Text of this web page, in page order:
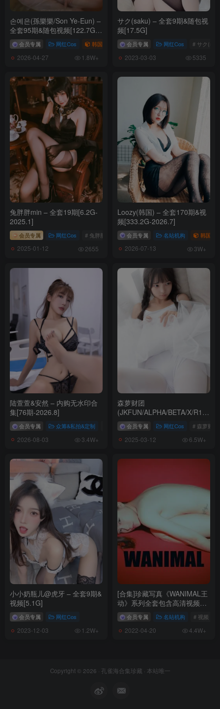
SONY DSC
SONY DSC
손예은(孫樂樂/Son Ye-Eun) –
全套95期&随包视频[122.7G-
2026.4]
会员专属 网红Cos 韩国（korea） # 孫樂樂 # Son Ye-Eun # 손
2026-04-27 1.8W+
サク(saku) – 全套9期&随包视
频[17.5G]
会员专属 网红Cos # サク
2023-03-03 5335
兔胖胖min – 全套19期[6.2G-
2025.1]
会员专属 网红Cos # 兔胖胖min
2025-01-12 2655
Loozy(韩国) – 全套170期&视
频[333.2G-2026.7]
会员专属 名站机构 韩国（
2026-07-13 3W+
陆萱萱&安然 – 内购无水印合
集[76期-2026.8]
会员专属 众筹&私拍&定制 # 陆萱萱
2026-08-03 3.4W+
森萝财团
(JKFUN/ALPHA/BETA/X/R15/
内部VIP等) – 全套合集
[1002G-2025.3]
会员专属 网红Cos # 森萝财团
2025-03-12 6.5W+
小小奶瓶儿@虎牙 – 全套9期&
视频[5.1G]
会员专属 网红Cos
2023-12-03 1.2W+
[合集]珍藏写真《WANIMAL王
动》系列全套包含高清视频和
套图，大小75.2G
会员专属 名站机构 # 视频
2022-04-20 4.4W+
Copyright © 2026 · 孔雀海合集珍藏 · 本站唯一